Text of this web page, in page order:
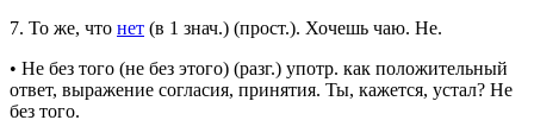
7. То же, что нет (в 1 знач.) (прост.). Хочешь чаю. Не.
• Не без того (не без этого) (разг.) употр. как положительный
ответ, выражение согласия, принятия. Ты, кажется, устал? Не
без того.